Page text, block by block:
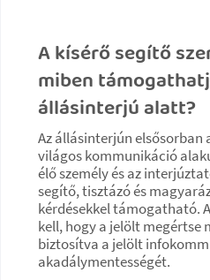
A kísérő segítő
miben
állásinterjú alatt?
Az állásinterjún
világos kommunikáció
élő személy és az
segítő, tisztázó és
kérdésekkel támogatható.
kell, hogy a jelölt megértse
biztosítva a jelölt
akadálymentességét.